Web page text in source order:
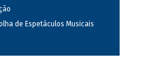
de Espetáculos Musicais